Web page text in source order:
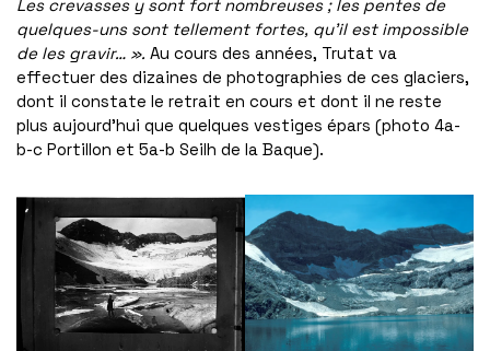
Les crevasses y sont fort nombreuses ; les pentes de
quelques-uns sont tellement fortes, qu’il est impossible
de les gravir… ». Au cours des années, Trutat va
effectuer des dizaines de photographies de ces glaciers,
dont il constate le retrait en cours et dont il ne reste
plus aujourd’hui que quelques vestiges épars (photo 4a-
b-c Portillon et 5a-b Seilh de la Baque).